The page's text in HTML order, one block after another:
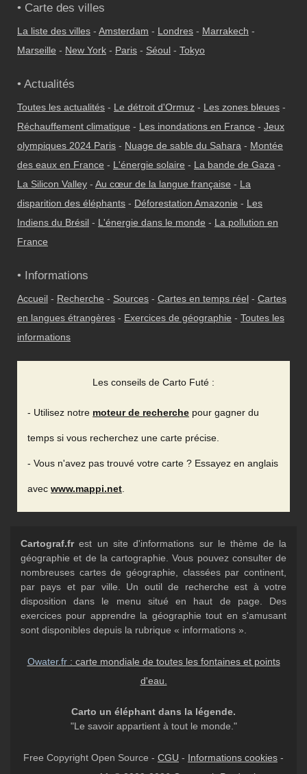
• Carte des villes
La liste des villes - Amsterdam - Londres - Marrakech -
Marseille - New York - Paris - Séoul - Tokyo
• Actualités
Toutes les actualités - Le détroit d'Ormuz - Les zones bleues -
Réchauffement climatique - Les inondations en France - Jeux
olympiques 2024 Paris - Nuage de sable du Sahara - Montée
des eaux en France - L'énergie solaire - La bande de Gaza -
La Silicon Valley - Au cœur de la langue française - La
disparition des éléphants - Déforestation Amazonie - Les
Indiens du Brésil - L'énergie dans le monde - La pollution en
France
• Informations
Accueil - Recherche - Sources - Cartes en temps réel - Cartes
en langues étrangères - Exercices de géographie - Toutes les
informations
Les conseils de Carto Futé :
- Utilisez notre moteur de recherche pour gagner du
temps si vous recherchez une carte précise.
- Vous n'avez pas trouvé votre carte ? Essayez en anglais
avec www.mappi.net
Cartograf.frest un site d'informations sur le thème de la
géographie et de la cartographie. Vous pouvez consulter de
nombreuses cartes de géographie, classées par continent,
par pays et par ville. Un outil de recherche est à votre
disposition dans le menu situé en haut de page. Des
exercices pour apprendre la géographie tout en s'amusant
sont disponibles depuis la rubrique « informations ».
Owater.fr: carte mondiale de toutes les fontaines et points
d'eau.
Carto un éléphant dans la légende.
"Le savoir appartient à tout le monde."
Free Copyright Open Source - CGU - Informations cookies -